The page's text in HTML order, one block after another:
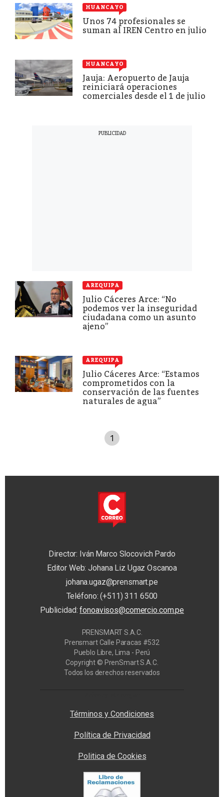
HUANCAYO
Unos 74 profesionales se
suman al IREN Centro en julio
HUANCAYO
Jauja: Aeropuerto de Jauja
reiniciará operaciones
comerciales desde el 1 de julio
AREQUIPA
Julio Cáceres Arce: “No
podemos ver la inseguridad
ciudadana como un asunto
ajeno”
AREQUIPA
Julio Cáceres Arce: “Estamos
comprometidos con la
conservación de las fuentes
naturales de agua”
1
Director: Iván Marco Slocovich Pardo
Editor Web: Johana Liz Ugaz Oscanoa
johana.ugaz@prensmart.pe
Teléfono: (+511) 311 6500
Publicidad:fonoavisos@comercio.com.pe
PRENSMART S.A.C.
Prensmart Calle Paracas #532
Pueblo Libre, Lima - Perú
Copyright © PrenSmart S.A.C.
Todos los derechos reservados
Términos y Condiciones
Política de Privacidad
Politica de Cookies